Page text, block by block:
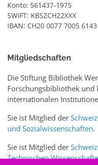
Konto: 561437-1975
SWIFT: KBSZCH22XXX
IBAN: CH20 0077 7005
Mitgliedschaften
Die Stiftung Bibliothek
Forschungsbibliothek
internationalen
Sie ist Mitglied der
und Sozialwissenschaften.
Sie ist Mitglied der
Technischen